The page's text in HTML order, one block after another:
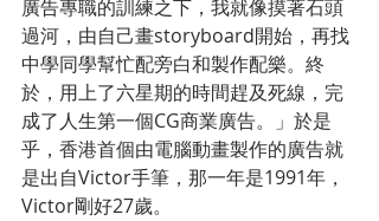
廣告專職的訓練之下，我就像摸著石頭
過河，由自己畫storyboard開始，再找
中學同學幫忙配旁白和製作配樂。終
於，用上了六星期的時間趕及死線，完
成了人生第一個CG商業廣告。」於是
乎，香港首個由電腦動畫製作的廣告就
是出自Victor手筆，那一年是1991年，
Victor剛好27歲。